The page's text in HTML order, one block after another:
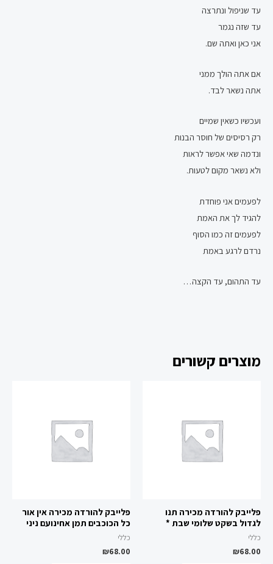
עד שניפול ונתרצה
עד שזה נגמר
אני כאן ואתה שם.
אם אתה הולך ממני
אתה נשאר לבד.
ועכשיו כשאין שמיים
רק רסיסים של חוסר הבנות
ונדמה שאי אפשר לראות
ולא נשאר מקום לטעות.
לפעמים אני פוחדת
להגיד לך את האמת
לפעמים זה כמו הסוף
נרדם לרגע באמת
עד התהום, עד הקצה…
מוצרים קשורים
פלייבק להורדה מכירה תנו
לגדול בשקט שלומי שבת *
כללי
₪68.00
פלייבק להורדה מכירה אין אור
כל הכוכבים תמן אחינועם ניני
כללי
₪68.00